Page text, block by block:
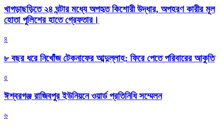
খাগড়াছড়িতে ২৪ ঘন্টার মধ্যে অপহৃত কিশোরী উদ্ধার, অপহরণ কারীর মূল
হোতা পুলিশের হাতে গ্রেফতার।
৪
৮ বছর ধরে নিখোঁজ টেকনাফের আব্দুল্লাহ: ফিরে পেতে পরিবারের আকুতি
৫
ঈশ্বরগঞ্জ রাজিবপুর ইউনিয়নে ওয়ার্ড প্রতিনিধি সম্মেলন
৬